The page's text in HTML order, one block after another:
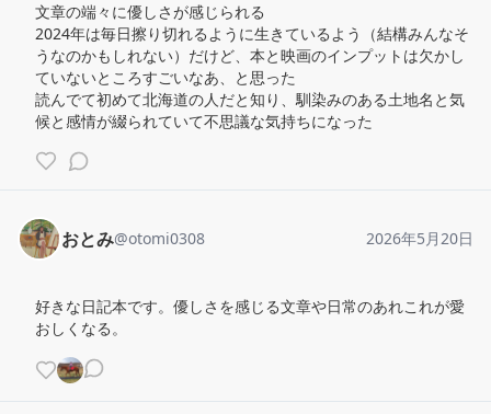
文章の端々に優しさが感じられる
2024年は毎日擦り切れるように生きているよう（結構みんなそ
うなのかもしれない）だけど、本と映画のインプットは欠かし
ていないところすごいなあ、と思った
読んでて初めて北海道の人だと知り、馴染みのある土地名と気
候と感情が綴られていて不思議な気持ちになった
おとみ@otomi0308 2026年5月20日
好きな日記本です。優しさを感じる文章や日常のあれこれが愛
おしくなる。